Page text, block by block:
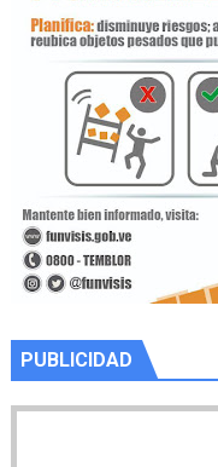
PUBLICIDAD